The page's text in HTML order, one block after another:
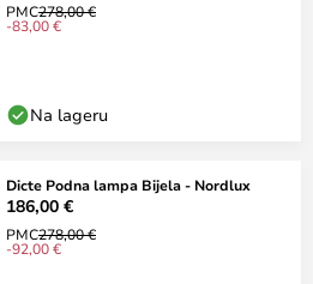
PMC278,00 €
-83,00 €
Na lageru
Dicte Podna lampa Bijela - Nordlux
186,00 €
PMC278,00 €
-92,00 €